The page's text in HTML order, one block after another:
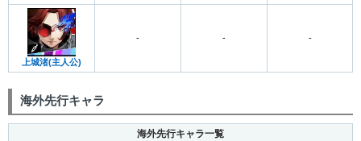
上城渚(主人公)
- - -
海外先行キャラ
海外先行キャラ一覧